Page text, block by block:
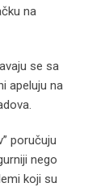
na
se sa
apeluju na
poručuju
nego
koji su